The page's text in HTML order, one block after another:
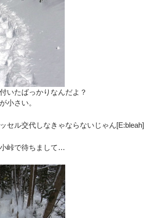
いたばっかりなんだよ？
小さい。
セル交代しなきゃならないじゃん[E:bleah]
峠で待ちまして…